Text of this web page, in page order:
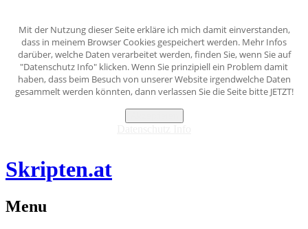
Mit der Nutzung dieser Seite erkläre ich mich damit einverstanden,
dass in meinem Browser Cookies gespeichert werden. Mehr Infos
darüber, welche Daten verarbeitet werden, finden Sie, wenn Sie auf
"Datenschutz Info" klicken. Wenn Sie prinzipiell ein Problem damit
haben, dass beim Besuch von unserer Website irgendwelche Daten
gesammelt werden könnten, dann verlassen Sie die Seite bitte JETZT!
Skripten.at
Menu